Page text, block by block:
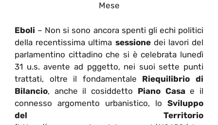
Mese
Eboli – Non si sono ancora spenti gli echi politici
della recentissima ultima sessionedei lavori del
parlamentino cittadino che si è celebrata lunedì
31 u.s. avente ad pggetto, nei suoi sette punti
trattati, oltre il fondamentale Riequilibrio di
Bilancio, anche il cosiddetto Piano Casae il
connesso argomento urbanistico, lo Sviluppo
del Territorio